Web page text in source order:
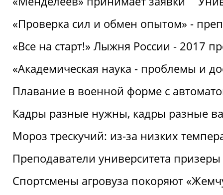
«Проверка сил и обмен опытом» -
«Все на старт!» Лыжня России - 2017
«Академическая наука - проблемы и
Плавание в военной форме с
Кадры разные нужны, кадры разные
Мороз трескучий: из-за низких
Преподаватели университета
Спортсмены агровуза покоряют